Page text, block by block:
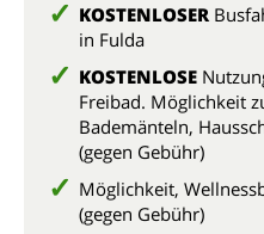
KOSTENLOSER
in Fulda
KOSTENLOSE
Freibad. Möglichkeit
Bademänteln,
(gegen Gebühr)
Möglichkeit,
(gegen Gebühr)